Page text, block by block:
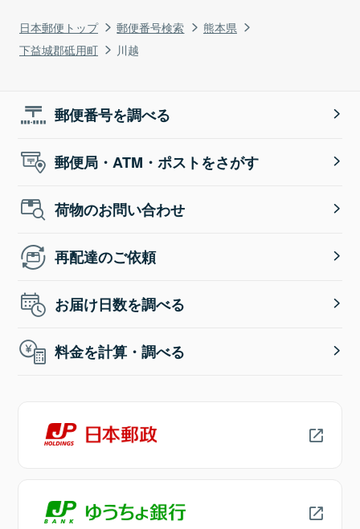
日本郵便トップ 郵便番号検索
熊本県
下益城郡砥用町
川越
郵便番号を調べる
郵便局・ATM・ポストをさがす
荷物のお問い合わせ
再配達のご依頼
お届け日数を調べる
料金を計算・調べる